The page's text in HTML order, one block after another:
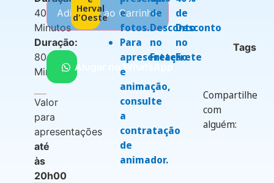
40
Minutos
Duração:
80
Minutos
Valor
para
apresentações
até
às
20h00
Adicionar ao Carrinho
Alugar no WhatsApp
Herval
d'Oeste
e
fotos.
Para
apresentação
e
animação,
consulte
a
contratação
de
animador.
de
Desconto
no
Frete
de
Desconto
no
Frete
Compartilhe
com
alguém:
Tags